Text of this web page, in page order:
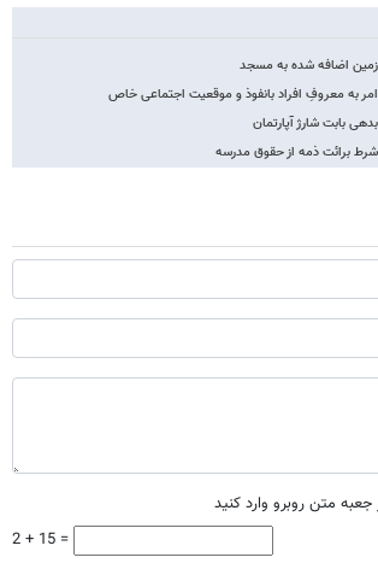
اضافه شده به مسجد
به معروفِ افراد بانفوذ و موقعیت اجتماعی خاص
بابت شارژ آپارتمان
برائت ذمه از حقوق مدرسه
متن روبرو وارد کنید
2 + 15 =